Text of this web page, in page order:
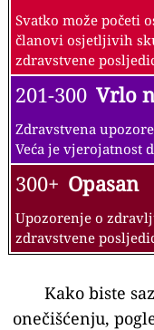
Svatko može početi
članovi osjetljivih
zdravstvene
201-300 Vrlo
Zdravstvena
Veća je vjerojatnost
300+ Opasan
Upozorenje o
zdravstvene
Kako biste
onečišćenju,